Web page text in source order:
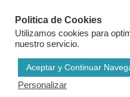
Politica de Cookies
Utilizamos cookies para
nuestro servicio.
Aceptar y Continuar
Personalizar